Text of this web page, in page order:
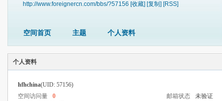
http://www.foreignercn.com/bbs/?57156 [收藏] [复制] [RSS]
空间首页 主题 个人资料
个人资料
hfhchina(UID: 57156)
空间访问量
0 邮箱状态
未验证